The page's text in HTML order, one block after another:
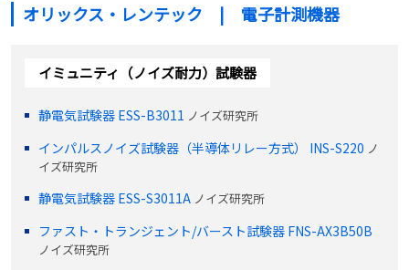
オリックス・レンテック | 電子計測機器
イミュニティ（ノイズ耐力）試験器
静電気試験器 ESS-B3011 ノイズ研究所
インパルスノイズ試験器（半導体リレー方式） INS-S220 ノ
イズ研究所
静電気試験器 ESS-S3011A ノイズ研究所
ファスト・トランジェント/バースト試験器 FNS-AX3B50B
ノイズ研究所